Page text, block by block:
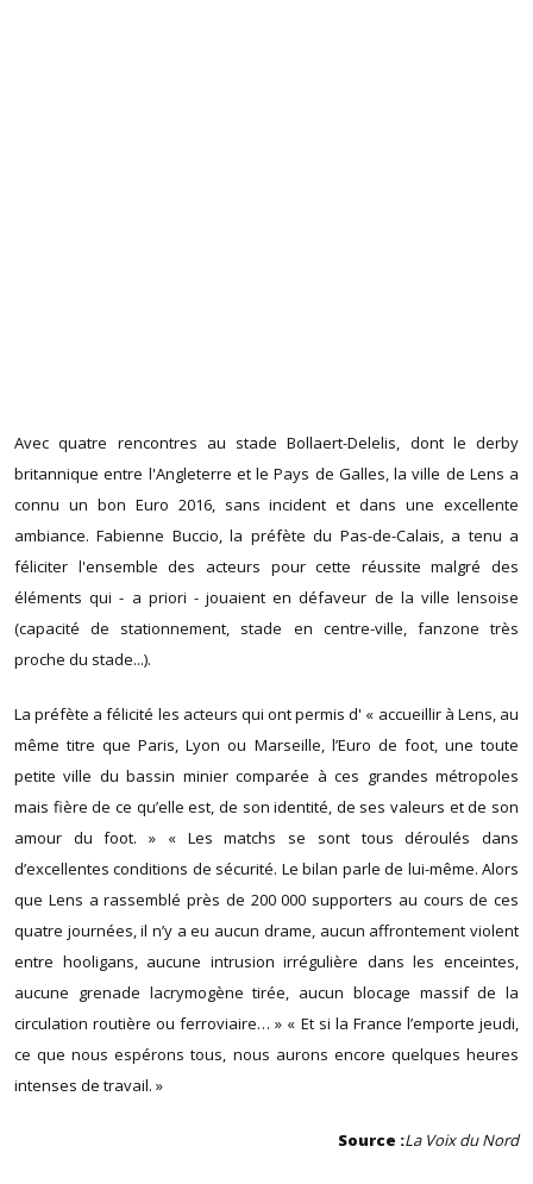
Avec quatre rencontres au stade Bollaert-Delelis, dont le derby
britannique entre l'Angleterre et le Pays de Galles, la ville de Lens a
connu un bon Euro 2016, sans incident et dans une excellente
ambiance. Fabienne Buccio, la préfète du Pas-de-Calais, a tenu a
féliciter l'ensemble des acteurs pour cette réussite malgré des
éléments qui - a priori - jouaient en défaveur de la ville lensoise
(capacité de stationnement, stade en centre-ville, fanzone très
proche du stade...).
La préfète a félicité les acteurs qui ont permis d' « accueillir à Lens, au
même titre que Paris, Lyon ou Marseille, l’Euro de foot, une toute
petite ville du bassin minier comparée à ces grandes métropoles
mais fière de ce qu’elle est, de son identité, de ses valeurs et de son
amour du foot. » « Les matchs se sont tous déroulés dans
d’excellentes conditions de sécurité. Le bilan parle de lui-même. Alors
que Lens a rassemblé près de 200 000 supporters au cours de ces
quatre journées, il n’y a eu aucun drame, aucun affrontement violent
entre hooligans, aucune intrusion irrégulière dans les enceintes,
aucune grenade lacrymogène tirée, aucun blocage massif de la
circulation routière ou ferroviaire… » « Et si la France l’emporte jeudi,
ce que nous espérons tous, nous aurons encore quelques heures
intenses de travail. »
Source :La Voix du Nord